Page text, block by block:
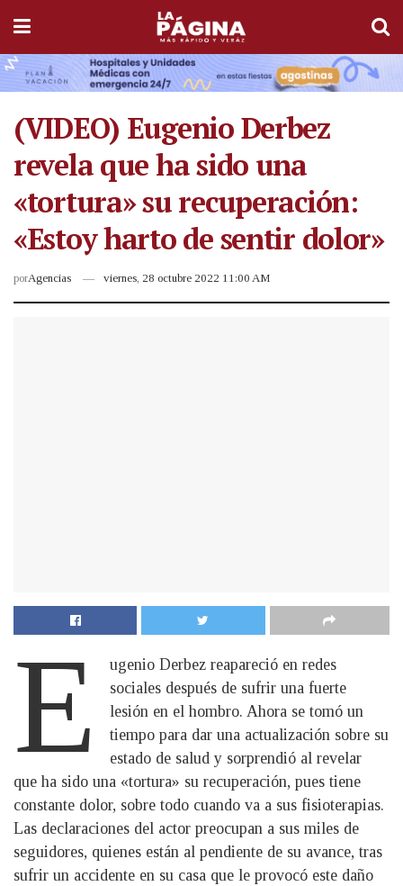
(VIDEO) Eugenio Derbez
revela que ha sido una
«tortura» su recuperación:
«Estoy harto de sentir dolor»
porAgencias viernes, 28 octubre 2022 11:00 AM
E
ugenio Derbez reapareció en redes
sociales después de sufrir una fuerte
lesión en el hombro. Ahora se tomó un
tiempo para dar una actualización sobre su
estado de salud y sorprendió al revelar
que ha sido una «tortura» su recuperación, pues tiene
constante dolor, sobre todo cuando va a sus fisioterapias.
Las declaraciones del actor preocupan a sus miles de
seguidores, quienes están al pendiente de su avance, tras
sufrir un accidente en su casa que le provocó este daño